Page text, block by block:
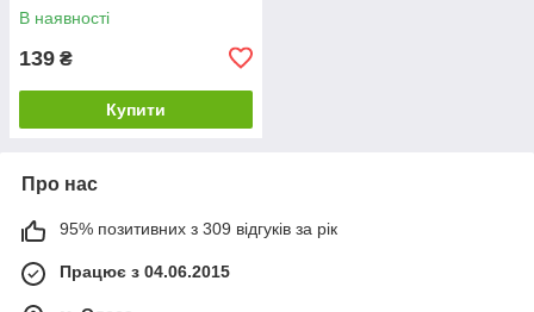
В наявності
139 ₴
Купити
Про нас
95% позитивних з 309 відгуків за рік
Працює з 04.06.2015